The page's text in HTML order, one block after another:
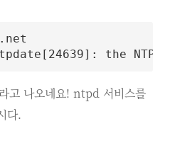
[ 24639] : the NTP
고 나오네요! ntpd 서비스를
다.